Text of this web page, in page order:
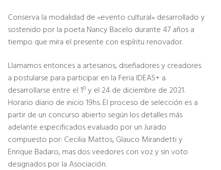
Conserva la modalidad de «evento cultural» desarrollado y
sostenido por la poeta Nancy Bacelo durante 47 años a
tiempo que mira el presente con espíritu renovador.
Llamamos entonces a artesanos, diseñadores y creadores
a postularse para participar en la Feria IDEAS+ a
desarrollarse entre el 1º y el 24 de diciembre de 2021.
Horario diario de inicio 19hs. El proceso de selección es a
partir de un concurso abierto según los detalles más
adelante especificados evaluado por un Jurado
compuesto por: Cecilia Mattos, Glauco Mirandetti y
Enrique Badaro, mas dos veedores con voz y sin voto
designados por la Asociación.